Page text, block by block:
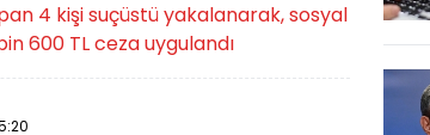
4 kişi suçüstü yakalanarak, sosyal
600 TL ceza uygulandı